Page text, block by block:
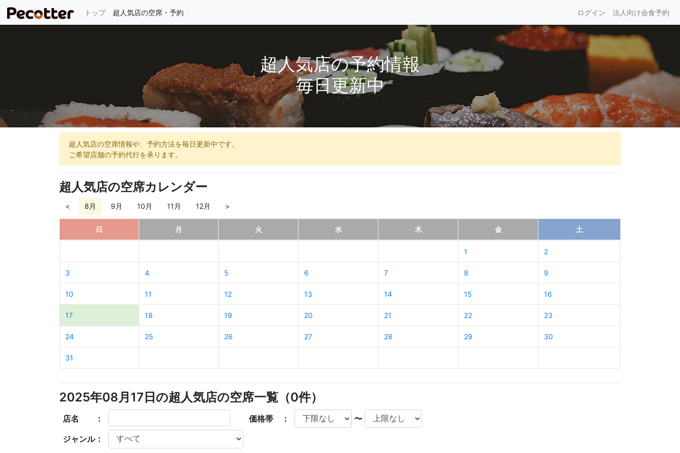
トップ(current)
超人気店の空席・予約 ログイン 法人向け会食予約
超人気店の予約情報
毎日更新中
超人気店の空席情報や、予約方法を毎日更新中です。
ご希望店舗の予約代行を承ります。
超人気店の空席カレンダー
< 8月 9月 10月 11月 12月 >
日 月 火 水 木 金 土
1 2
3 4 5 6 7 8 9
10 11 12 13 14 15 16
17 18 19 20 21 22 23
24 25 26 27 28 29 30
31
2025年08月17日の超人気店の空席一覧（0件）
店名 ： 価格帯 ： 〜
ジャンル：